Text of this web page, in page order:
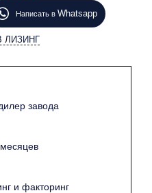
исполнения бетонного
обшитые
система отопления
Написать в Whatsapp
ЛИЗИНГ
завода
и факторинг